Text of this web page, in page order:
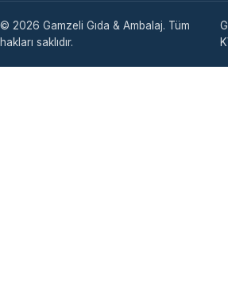
© 2026 Gamzeli Gıda & Ambalaj. Tüm
hakları saklıdır.